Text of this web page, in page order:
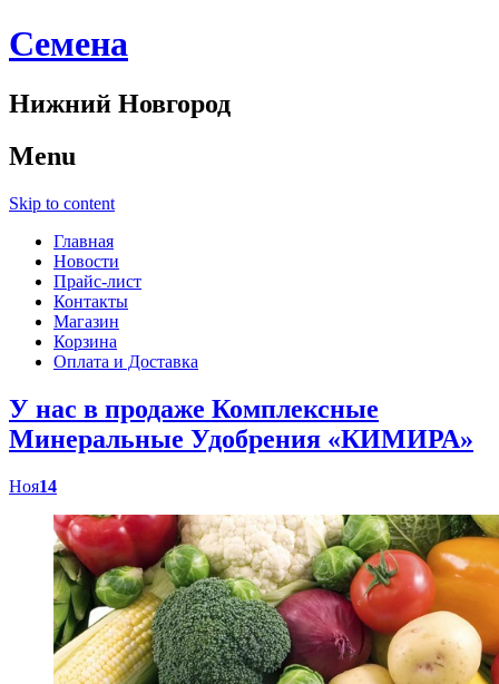
Cемена
Нижний Новгород
Menu
Skip to content
Главная
Новости
Прайс-лист
Контакты
Магазин
Корзина
Оплата и Доставка
У нас в продаже Комплексные
Минеральные Удобрения «КИМИРА»
Ноя14